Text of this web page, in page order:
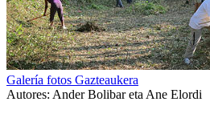
Galería fotos Gazteaukera
Autores: Ander Bolibar eta Ane Elordi